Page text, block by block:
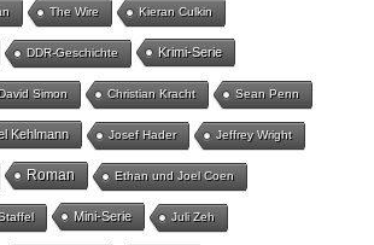
The Wire Kieran Culkin
DDR-Geschichte Krimi-Serie
David Simon Christian Kracht Sean Penn
Kehlmann Josef Hader Jeffrey Wright
Roman Ethan und Joel Coen
Mini-Serie Juli Zeh